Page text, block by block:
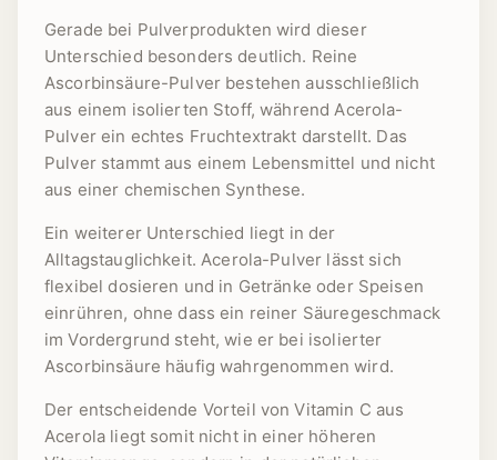
Gerade bei Pulverprodukten wird dieser
Unterschied besonders deutlich. Reine
Ascorbinsäure-Pulver bestehen ausschließlich
aus einem isolierten Stoff, während Acerola-
Pulver ein echtes Fruchtextrakt darstellt. Das
Pulver stammt aus einem Lebensmittel und nicht
aus einer chemischen Synthese.
Ein weiterer Unterschied liegt in der
Alltagstauglichkeit. Acerola-Pulver lässt sich
flexibel dosieren und in Getränke oder Speisen
einrühren, ohne dass ein reiner Säuregeschmack
im Vordergrund steht, wie er bei isolierter
Ascorbinsäure häufig wahrgenommen wird.
Der entscheidende Vorteil von Vitamin C aus
Acerola liegt somit nicht in einer höheren